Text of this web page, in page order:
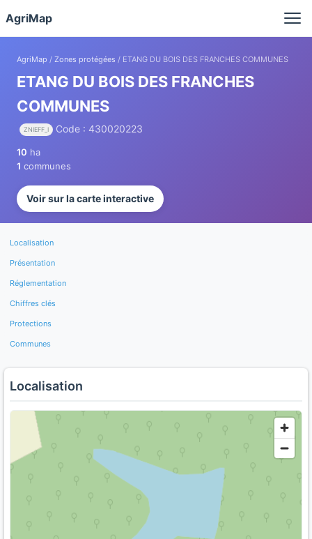
AgriMap
AgriMap / Zones protégées / ETANG DU BOIS DES FRANCHES COMMUNES
ETANG DU BOIS DES FRANCHES
COMMUNES
ZNIEFF_I Code : 430020223
10 ha
1 communes
Voir sur la carte interactive
Localisation
Présentation
Réglementation
Chiffres clés
Protections
Communes
Localisation